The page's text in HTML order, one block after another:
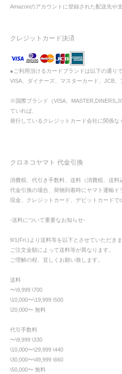
Amazonのアカウントに登録された配送先や
クレジットカード決済
●ご利用頂けるカードブランドは以下の通りで
VISA、ダイナーズ、マスターカード、JCB、
※国際ブランド（VISA、
ていれば、
発行しているクレジットカード会社に関係な
クロネコヤマト 代金引換
消費税、代引き手数料、送料（消費税、送料
代金引換の場合、荷物到着時にヤマト運輸ド
現金、クレジットカード、デビットカードで
-送料について重要なお知らせ-
9/1(Fri.)より送料等を以下とさせていただきま
ご注文金額によって送料等が異なります。
ご理解の程、宜しくお願い致します。
送料
〜\9,999 \700
\10,000〜\19,999 \500
\20,000〜 無料
代引手数料
〜\9,999 \330
\10,000〜\29,999 \440
\30,000〜\49,999 \660
\50,000〜 無料